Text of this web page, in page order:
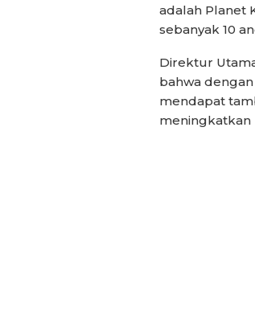
adalah Planet
sebanyak 10
Direktur
bahwa
mendapat
meningkatkan